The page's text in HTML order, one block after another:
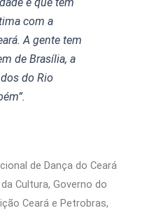
com a
A gente tem
de Brasília, a
do Rio
de Dança do Ceará
Cultura, Governo do
Ceará e Petrobras,